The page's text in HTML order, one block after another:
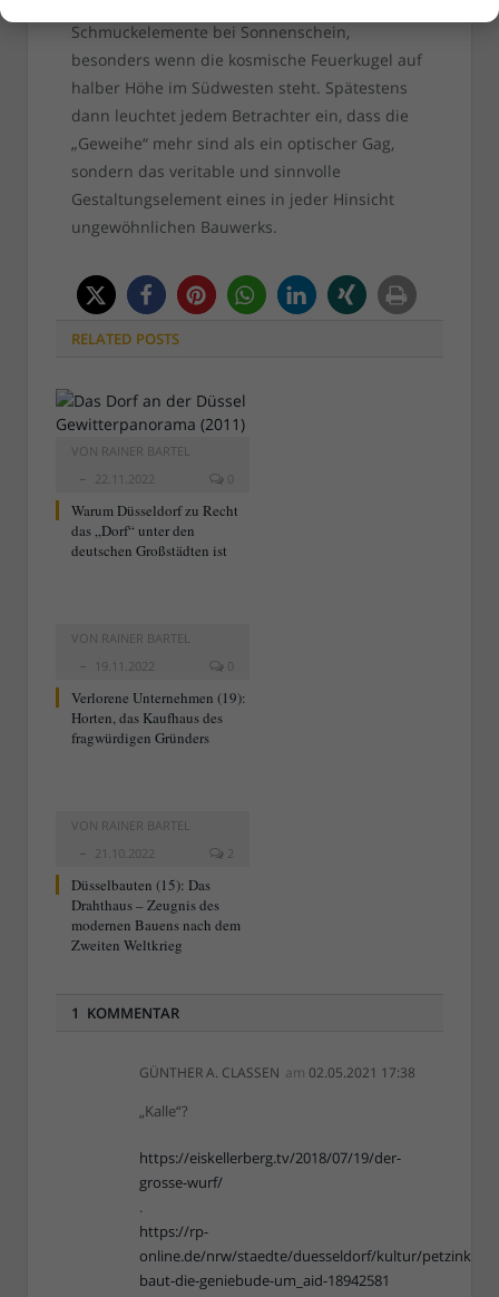
Schmuckelemente bei Sonnenschein,
besonders wenn die kosmische Feuerkugel auf
halber Höhe im Südwesten steht. Spätestens
dann leuchtet jedem Betrachter ein, dass die
„Geweihe“ mehr sind als ein optischer Gag,
sondern das veritable und sinnvolle
Gestaltungselement eines in jeder Hinsicht
ungewöhnlichen Bauwerks.
RELATED POSTS
VON RAINER BARTEL
22.11.2022
0
Warum Düsseldorf zu Recht
das „Dorf“ unter den
deutschen Großstädten ist
VON RAINER BARTEL
19.11.2022
0
Verlorene Unternehmen (19):
Horten, das Kaufhaus des
fragwürdigen Gründers
VON RAINER BARTEL
21.10.2022
2
Düsselbauten (15): Das
Drahthaus – Zeugnis des
modernen Bauens nach dem
Zweiten Weltkrieg
1 KOMMENTAR
GÜNTHER A. CLASSEN am 02.05.2021 17:38
„Kalle“?
https://eiskellerberg.tv/2018/07/19/der-
grosse-wurf/
.
https://rp-
online.de/nrw/staedte/duesseldorf/kultur/petzinka-
baut-die-geniebude-um_aid-18942581